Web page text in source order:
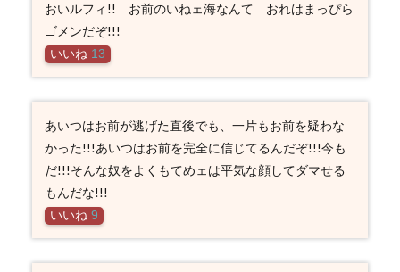
おいルフィ!! お前のいねェ海なんて おれはまっぴら
ゴメンだぞ!!!
いいね 13
あいつはお前が逃げた直後でも、一片もお前を疑わな
かった!!!あいつはお前を完全に信じてるんだぞ!!!今も
だ!!!そんな奴をよくもてめェは平気な顔してダマせる
もんだな!!!
いいね 9